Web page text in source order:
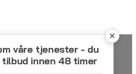
våre tjenester - du
innen 48 timer